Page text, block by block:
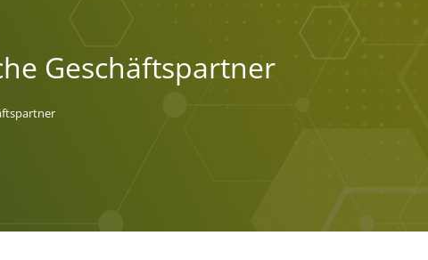
Geschäftspartner